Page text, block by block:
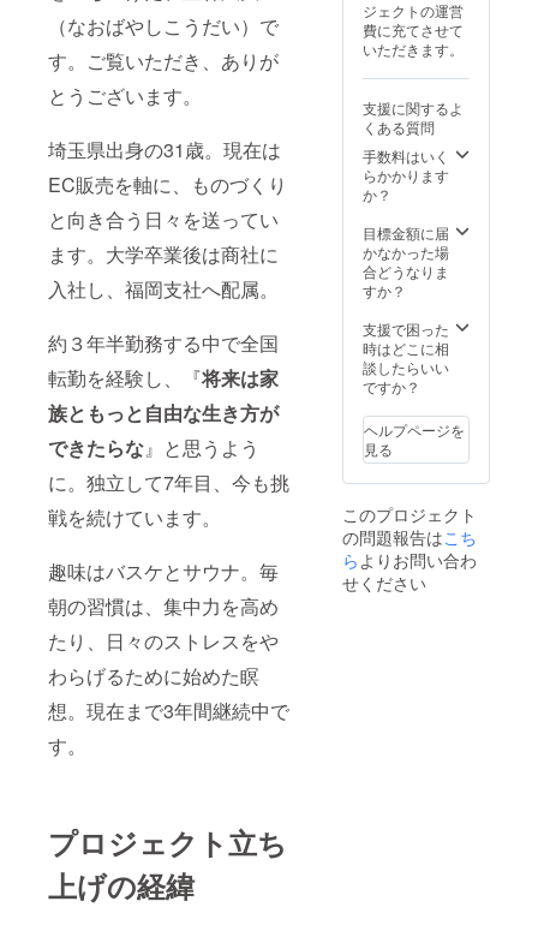
（なおばやしこうだい）で
す。ご覧いただき、ありが
とうございます。
埼玉県出身の31歳。現在は
EC販売を軸に、ものづくり
と向き合う日々を送ってい
ます。大学卒業後は商社に
入社し、福岡支社へ配属。
約３年半勤務する中で全国
転勤を経験し、『将来は家
族ともっと自由な生き方が
できたらな』と思うよう
に。独立して7年目、今も挑
戦を続けています。
趣味はバスケとサウナ。毎
朝の習慣は、集中力を高め
たり、日々のストレスをや
わらげるために始めた瞑
想。現在まで3年間継続中で
す。
プロジェクト立ち
上げの経緯
製品本
体の販
売予定
価格に
対する
もので
す ※付
属品・
特典は
トにつ
き1つず
つ付属
（¥16,2
00引き/
30%OF
F） 1
あた
り：
¥1,260
※税込・
※EarBu
ddy1
セット=
引率は
製品本
体の販
売予定
対する
もので
す ※付
属品・
EarBud
dy1セッ
トにつ
き1つず
つ付属
ステッ
カー 一
般販売
予定価
¥50,000
※税込・
送料無
料 ※掲
載を希
会社情
報を備
考欄に
ご記入
い。
（会社
名・住
所・ご
先・HP
情報）
※詳細に
メール
にてご
連絡し
ます ※
ステッ
ジェクトの運営
費に充てさせて
いただきます。
支援に関するよ
くある質問
手数料はいく
らかかります
か？
目標金額に届
かなかった場
合どうなりま
すか？
支援で困った
時はどこに相
談したらいい
ですか？
ヘルプページを
見る
このプロジェクト
の問題報告はこち
ら よりお問い合わ
せください